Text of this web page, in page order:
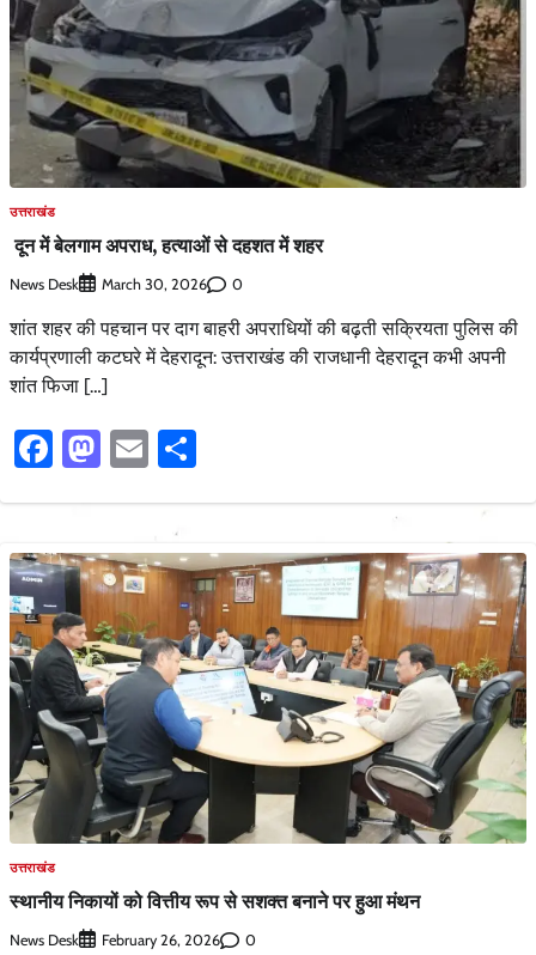
उत्तराखंड
दून में बेलगाम अपराध, हत्याओं से दहशत में शहर
News Desk March 30, 2026 0
शांत शहर की पहचान पर दाग बाहरी अपराधियों की बढ़ती सक्रियता पुलिस की
कार्यप्रणाली कटघरे में देहरादून: उत्तराखंड की राजधानी देहरादून कभी अपनी
शांत फिजा […]
Facebook
Mastodon
Email
उत्तराखंड
स्थानीय निकायों को वित्तीय रूप से सशक्त बनाने पर हुआ मंथन
News Desk February 26, 2026 0